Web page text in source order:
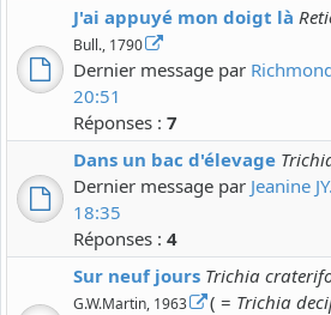
J'ai appuyé mon doigt là
Bull., 1790
Dernier message par
20:51
Réponses : 7
Dans un bac d'élevage
Dernier message par Jeanine JY.
18:35
Réponses : 4
Sur neuf jours Trichia
G.W.Martin, 1963 ( = Trichia